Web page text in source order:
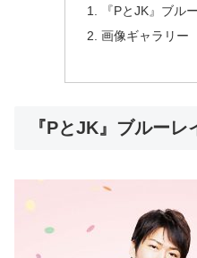
『PとJK』ブル
画像ギャラリー
『PとJK』ブルー